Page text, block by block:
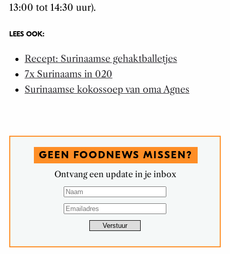
13:00 tot 14:30 uur).
LEES OOK:
Recept: Surinaamse gehaktballetjes
7x Surinaams in 020
Surinaamse kokossoep van oma Agnes
GEEN FOODNEWS MISSEN?
Ontvang een update in je inbox